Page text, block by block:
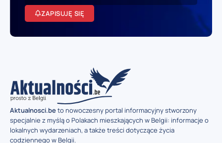
ZAPISUJĘ SIĘ
Aktualnosci.beto nowoczesny portal informacyjny stworzony
specjalnie z myślą o Polakach mieszkających w Belgii: informacje o
lokalnych wydarzeniach, a także treści dotyczące życia
codziennego w Belgii.